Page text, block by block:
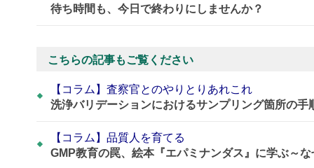
待ち時間も、今日で終わりにしませんか？
こちらの記事もご覧ください
【コラム】査察官とのやりとりあれこれ
洗浄バリデーションにおけるサンプリング箇所の手
【コラム】品質人を育てる
GMP教育の罠、絵本『エパミナンダス』に学ぶ～